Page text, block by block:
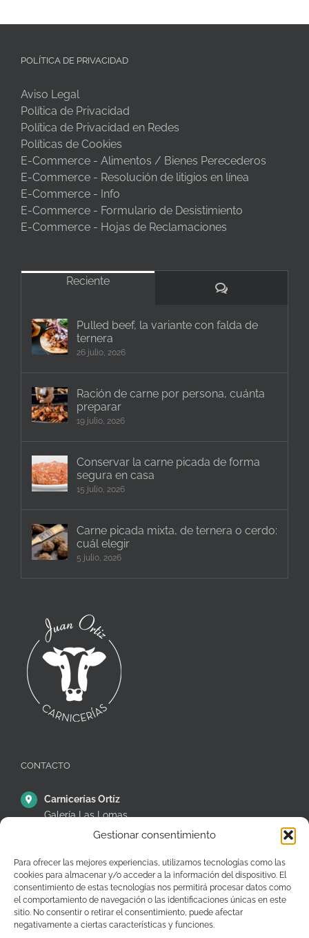
Gestionar consentimiento
Para ofrecer las mejores experiencias, utilizamos tecnologías como las
cookies para almacenar y/o acceder a la información del dispositivo. El
consentimiento de estas tecnologías nos permitirá procesar datos como
el comportamiento de navegación o las identificaciones únicas en este
sitio. No consentir o retirar el consentimiento, puede afectar
negativamente a ciertas características y funciones.
POLÍTICA DE PRIVACIDAD
Aviso Legal
Política de Privacidad
Política de Privacidad en Redes
Políticas de Cookies
E-Commerce - Alimentos / Bienes Perecederos
E-Commerce - Resolución de litigios en línea
E-Commerce - Info
E-Commerce - Formulario de Desistimiento
E-Commerce - Hojas de Reclamaciones
Reciente
Comentarios
Pulled beef, la variante con falda de
ternera
26 julio, 2026
Ración de carne por persona, cuánta
preparar
19 julio, 2026
Conservar la carne picada de forma
segura en casa
15 julio, 2026
Carne picada mixta, de ternera o cerdo:
cuál elegir
5 julio, 2026
CONTACTO
Carnicerías Ortíz
Galería Las Lomas
Puestos 14,15 y 16
28935 – Madrid – España
+34 91 646 26 97
pedidos@carniceriasjuanortiz.com